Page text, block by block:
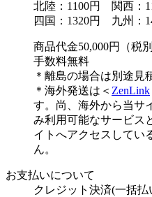
北陸：1100円 関西：
四国：1320円 九州：
商品代金50,000円（税
手数料無料
＊離島の場合は別途見
＊海外発送は＜ ZenLink
す。尚、海外から当サ
み利用可能なサービス
イトへアクセスしてい
ん。
お支払いについて
クレジット決済(一括払